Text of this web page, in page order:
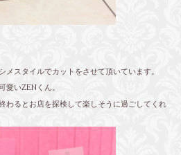
スタイルでカットをさせて頂いています。
愛いZENくん。
わるとお店を探検して楽しそうに過ごしてくれ